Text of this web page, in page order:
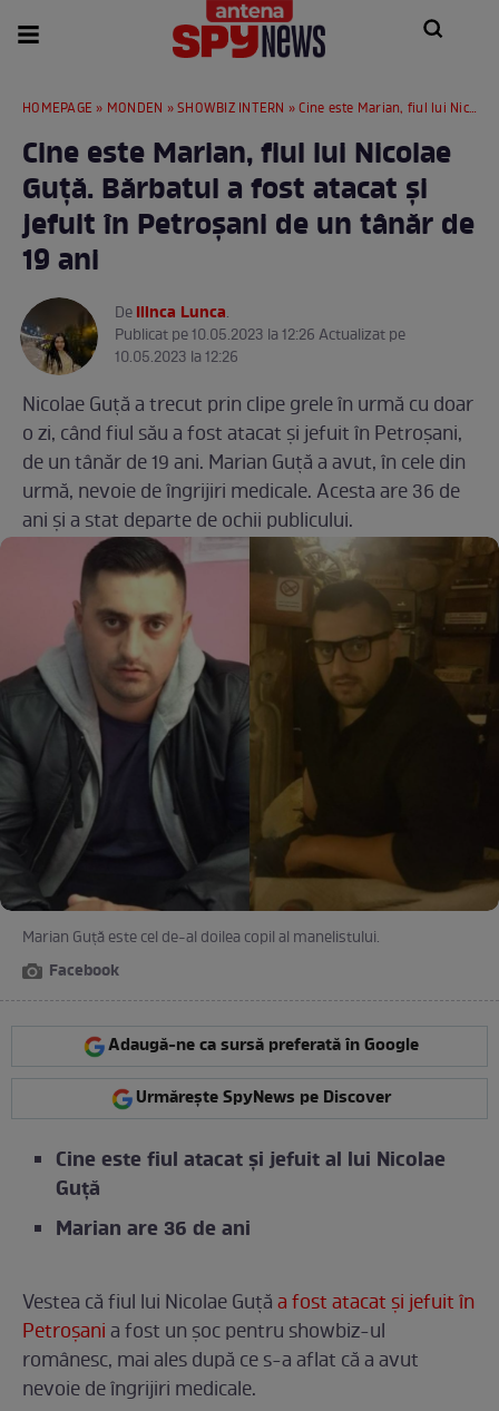
HOMEPAGE » MONDEN »SHOWBIZ INTERN » Cine este Marian, fiul lui Nicolae Guță. Bărbatul a fost atacat și jefuit în Petroșani de un tânăr de 19 ani
Cine este Marian, fiul lui Nicolae
Guță. Bărbatul a fost atacat și
jefuit în Petroșani de un tânăr de
19 ani
DeIlinca Lunca.
Publicat pe 10.05.2023 la 12:26 Actualizat pe
10.05.2023 la 12:26
Nicolae Guță a trecut prin clipe grele în urmă cu doar
o zi, când fiul său a fost atacat și jefuit în Petroșani,
de un tânăr de 19 ani. Marian Guță a avut, în cele din
urmă, nevoie de îngrijiri medicale. Acesta are 36 de
ani și a stat departe de ochii publicului.
Marian Guță este cel de-al doilea copil al manelistului.
Facebook
Adaugă-ne ca sursă preferată în Google
Urmărește SpyNews pe Discover
Cine este fiul atacat și jefuit al lui Nicolae
Guță
Marian are 36 de ani
Vestea că fiul lui Nicolae Guțăa fost atacat și jefuit în
Petroșania fost un șoc pentru showbiz-ul
românesc, mai ales după ce s-a aflat că a avut
nevoie de îngrijiri medicale.